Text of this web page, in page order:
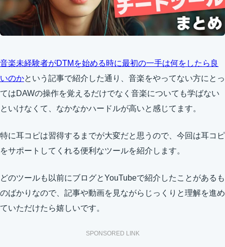
音楽未経験者がDTMを始める時に最初の一手は何をしたら良
いのかという記事で紹介した通り、音楽をやってない方にとっ
てはDAWの操作を覚えるだけでなく音楽についても学ばない
といけなくて、なかなかハードルが高いと感じてます。
特に耳コピは習得するまでが大変だと思うので、今回は耳コピ
をサポートしてくれる便利なツールを紹介します。
どのツールも以前にブログとYouTubeで紹介したことがあるも
のばかりなので、記事や動画を見ながらじっくりと理解を進め
ていただけたら嬉しいです。
SPONSORED LINK